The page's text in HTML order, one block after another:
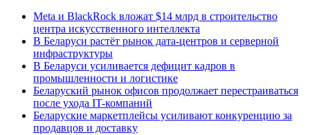
Meta и BlackRock вложат $14 млрд в строительство
центра искусственного интеллекта
В Беларуси растёт рынок дата-центров и серверной
инфраструктуры
В Беларуси усиливается дефицит кадров в
промышленности и логистике
Беларуский рынок офисов продолжает перестраиваться
после ухода IT-компаний
Беларуские маркетплейсы усиливают конкуренцию за
продавцов и доставку